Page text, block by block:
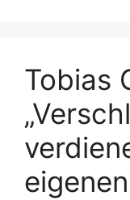
Tobias